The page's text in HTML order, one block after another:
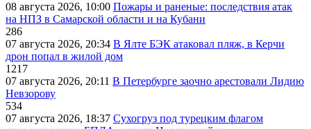
08 августа 2026, 10:00 Пожары и раненые: последствия атак
на НПЗ в Самарской области и на Кубани
286
07 августа 2026, 20:34 В Ялте БЭК атаковал пляж, в Керчи
дрон попал в жилой дом
1217
07 августа 2026, 20:11 В Петербурге заочно арестовали Лидию
Невзорову
534
07 августа 2026, 18:37 Сухогруз под турецким флагом